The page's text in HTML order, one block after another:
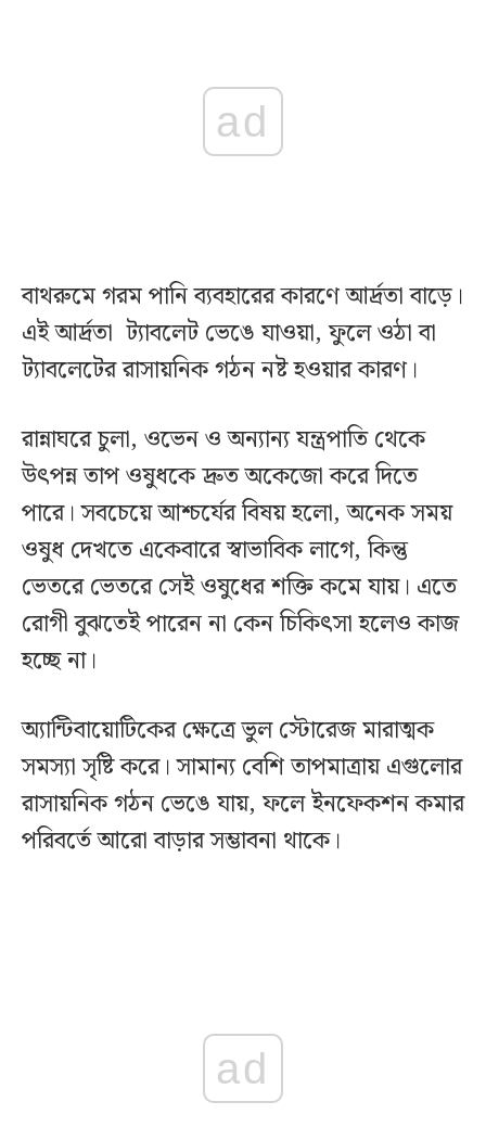
ad
বাথরুমে গরম পানি ব্যবহারের কারণে আর্দ্রতা বাড়ে।
এই আর্দ্রতা ট্যাবলেট ভেঙে যাওয়া, ফুলে ওঠা বা
ট্যাবলেটের রাসায়নিক গঠন নষ্ট হওয়ার কারণ।
রান্নাঘরে চুলা, ওভেন ও অন্যান্য যন্ত্রপাতি থেকে
উৎপন্ন তাপ ওষুধকে দ্রুত অকেজো করে দিতে
পারে। সবচেয়ে আশ্চর্যের বিষয় হলো, অনেক সময়
ওষুধ দেখতে একেবারে স্বাভাবিক লাগে, কিন্তু
ভেতরে ভেতরে সেই ওষুধের শক্তি কমে যায়। এতে
রোগী বুঝতেই পারেন না কেন চিকিৎসা হলেও কাজ
হচ্ছে না।
অ্যান্টিবায়োটিকের ক্ষেত্রে ভুল স্টোরেজ মারাত্মক
সমস্যা সৃষ্টি করে। সামান্য বেশি তাপমাত্রায় এগুলোর
রাসায়নিক গঠন ভেঙে যায়, ফলে ইনফেকশন কমার
পরিবর্তে আরো বাড়ার সম্ভাবনা থাকে।
ad